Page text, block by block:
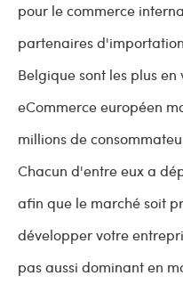
pour le commerce
partenaires
Belgique sont les plus en
eCommerce européen
millions de
Chacun d'entre eux a
afin que le marché soit
développer votre
pas aussi dominant en